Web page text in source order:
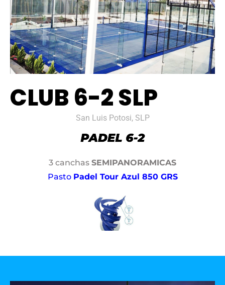
CLUB 6-2 SLP
San Luis Potosi, SLP
3 canchas SEMIPANORAMICAS
Pasto Padel Tour Azul 850 GRS